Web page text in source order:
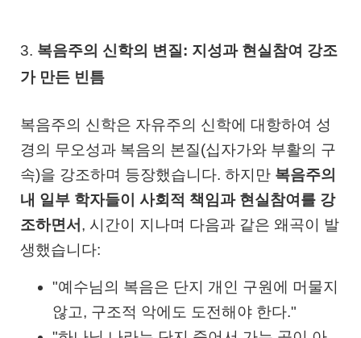
3. 복음주의 신학의 변질: 지성과 현실참여 강조
가 만든 빈틈
복음주의 신학은 자유주의 신학에 대항하여 성
경의 무오성과 복음의 본질(십자가와 부활의 구
속)을 강조하며 등장했습니다. 하지만 복음주의
내 일부 학자들이 사회적 책임과 현실참여를 강
조하면서 , 시간이 지나며 다음과 같은 왜곡이 발
생했습니다:
"예수님의 복음은 단지 개인 구원에 머물지
않고, 구조적 악에도 도전해야 한다."